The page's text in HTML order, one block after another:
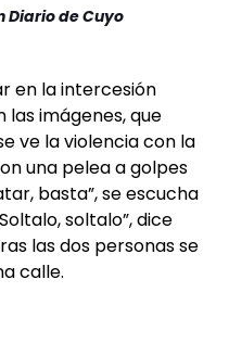
Diario de Cuyo
en la intercesión
las imágenes, que
ve la violencia con la
una pelea a golpes
basta”, se escucha
soltalo”, dice
las dos personas se
calle.